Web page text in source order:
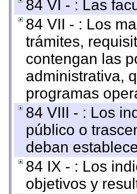
84 VI - : Las
84 VII - : Los
trámites,
contengan las
administrativa,
programas
84 VIII - : Los
público o
deban
84 IX - : Los
objetivos y